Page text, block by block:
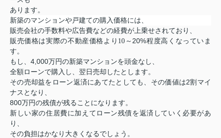
あります。
新築のマンションや戸建ての購入価格には、
販売会社の手数料や広告費などの経費が上乗せされており、
販売価格は実際の不動産価格より10～ 20%程度高くなっていま
す。
もし、 4,000万円の新築マンションを頭金なし、
全額ローンで購入し、翌日売却したとします。
その売却益をローン返済にあてたとしても、その価値は2割マイ
ナスとなり、
800万円の残債が残ることになります。
新しい家の住居費に加えてローン残債を返済していく必要があ
り、
その負担はかなり大きくなるでしょう。